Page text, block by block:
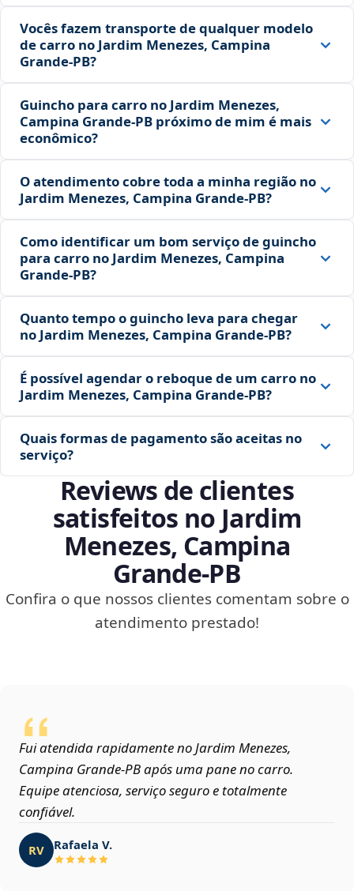
Vocês fazem transporte de qualquer modelo
de carro no Jardim Menezes, Campina
Grande‑PB?
Guincho para carro no Jardim Menezes,
Campina Grande‑PB próximo de mim é mais
econômico?
O atendimento cobre toda a minha região no
Jardim Menezes, Campina Grande‑PB?
Como identificar um bom serviço de guincho
para carro no Jardim Menezes, Campina
Grande‑PB?
Quanto tempo o guincho leva para chegar
no Jardim Menezes, Campina Grande‑PB?
É possível agendar o reboque de um carro no
Jardim Menezes, Campina Grande‑PB?
Quais formas de pagamento são aceitas no
serviço?
Reviews de clientes
satisfeitos no Jardim
Menezes, Campina
Grande‑PB
Confira o que nossos clientes comentam sobre o
atendimento prestado!
Fui atendida rapidamente no Jardim Menezes,
Campina Grande‑PB após uma pane no carro.
Equipe atenciosa, serviço seguro e totalmente
confiável.
RV Rafaela V.